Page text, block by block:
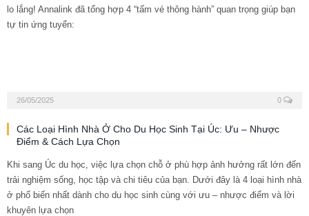
lo lắng! Annalink đã tổng hợp 4 “tấm vé thông hành” quan trọng giúp bạn
tự tin ứng tuyển:
26/05/2025 0
Các Loại Hình Nhà Ở Cho Du Học Sinh Tại Úc: Ưu – Nhược
Điểm & Cách Lựa Chọn
Khi sang Úc du học, việc lựa chọn chỗ ở phù hợp ảnh hưởng rất lớn đến
trải nghiệm sống, học tập và chi tiêu của bạn. Dưới đây là 4 loại hình nhà
ở phổ biến nhất dành cho du học sinh cùng với ưu – nhược điểm và lời
khuyên lựa chọn